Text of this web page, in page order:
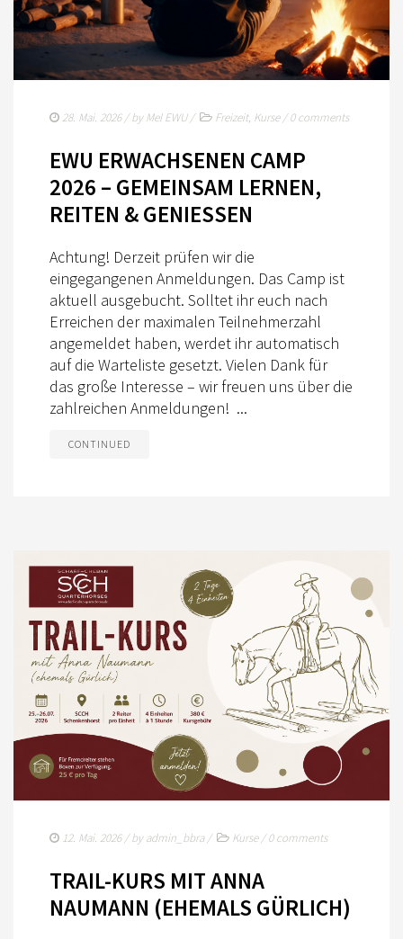
KADER
JUGENDKADER
ERWACHSENENKADER
BERLIN/BRANDENBURG TROPHY
GERMAN OPEN
TURNIERFACHLEUTE
FREIZEIT
TRAINERVERZEICHNIS
LEHRVIDEOS
EWU BERLIN-BRANDENBURG
VORSTAND B/BB
MITGLIED WERDEN
KONTAKT
IMPRESSUM
DATENSCHUTZ
SATZUNG/RECHTSORDNUNG
SPONSOR WERDEN
WESTERN-REITABZEICHEN
TRAINERAUSBILDUNG
AUSBILDUNG TURNIERFACHLEUTE
28. Mai. 2026/ byMel EWU/ Freizeit, Kurse/0 comments
EWU ERWACHSENEN CAMP
2026 – GEMEINSAM LERNEN,
REITEN & GENIESSEN
Achtung! Derzeit prüfen wir die
eingegangenen Anmeldungen. Das Camp ist
aktuell ausgebucht. Solltet ihr euch nach
Erreichen der maximalen Teilnehmerzahl
angemeldet haben, werdet ihr automatisch
auf die Warteliste gesetzt. Vielen Dank für
das große Interesse – wir freuen uns über die
zahlreichen Anmeldungen! ...
CONTINUED
12. Mai. 2026/ byadmin_bbra/ Kurse/0 comments
TRAIL-KURS MIT ANNA
NAUMANN (EHEMALS GÜRLICH)